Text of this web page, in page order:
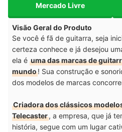
Mercado Livre
Visão Geral do Produto
Se você é fã de guitarra, seja
certeza conhece e já desejou
ela é uma das marcas de
mundo! Sua construção e
dos modelos de marcas
Criadora dos clássicos
Telecaster, a empresa, que já
história, segue com um lugar